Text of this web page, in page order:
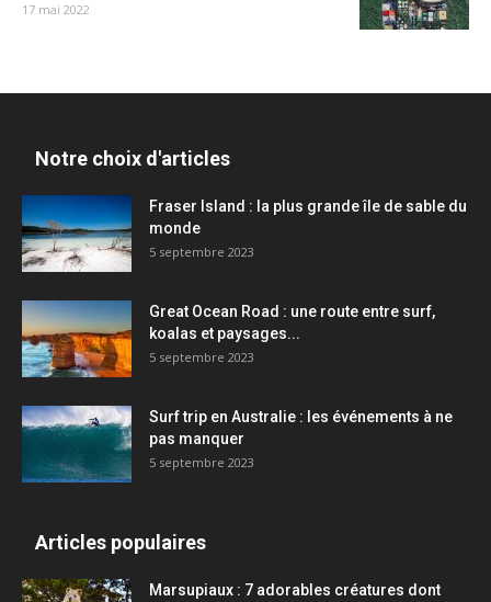
17 mai 2022
Notre choix d'articles
Fraser Island : la plus grande île de sable du
monde
5 septembre 2023
Great Ocean Road : une route entre surf,
koalas et paysages...
5 septembre 2023
Surf trip en Australie : les événements à ne
pas manquer
5 septembre 2023
Articles populaires
Marsupiaux : 7 adorables créatures dont